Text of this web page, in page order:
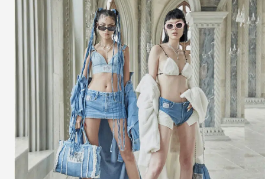
Chinas
Hutindustrie:
Von
der
Produktion
hin
zu
neuen
Lieferketten